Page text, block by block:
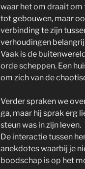
waar het om draait om
tot gebouwen, maar
verbinding te zijn
verhoudingen
Vaak is de
orde scheppen. Een
om zich van de
Verder spraken we
ga, maar hij sprak erg
steun was in zijn leven.
De interactie tussen
anekdotes waarbij je
boodschap is op het